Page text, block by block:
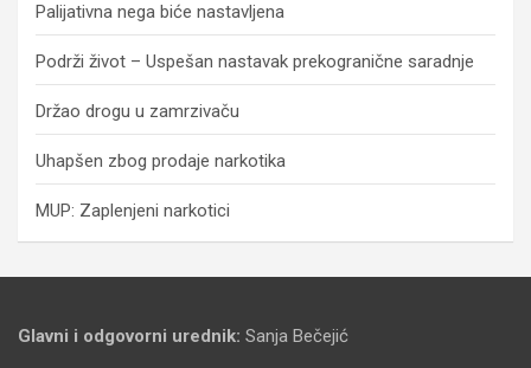
Palijativna nega biće nastavljena
Podrži život – Uspešan nastavak prekogranične saradnje
Držao drogu u zamrzivaču
Uhapšen zbog prodaje narkotika
MUP: Zaplenjeni narkotici
Glavni i odgovorni urednik: Sanja Bečejić